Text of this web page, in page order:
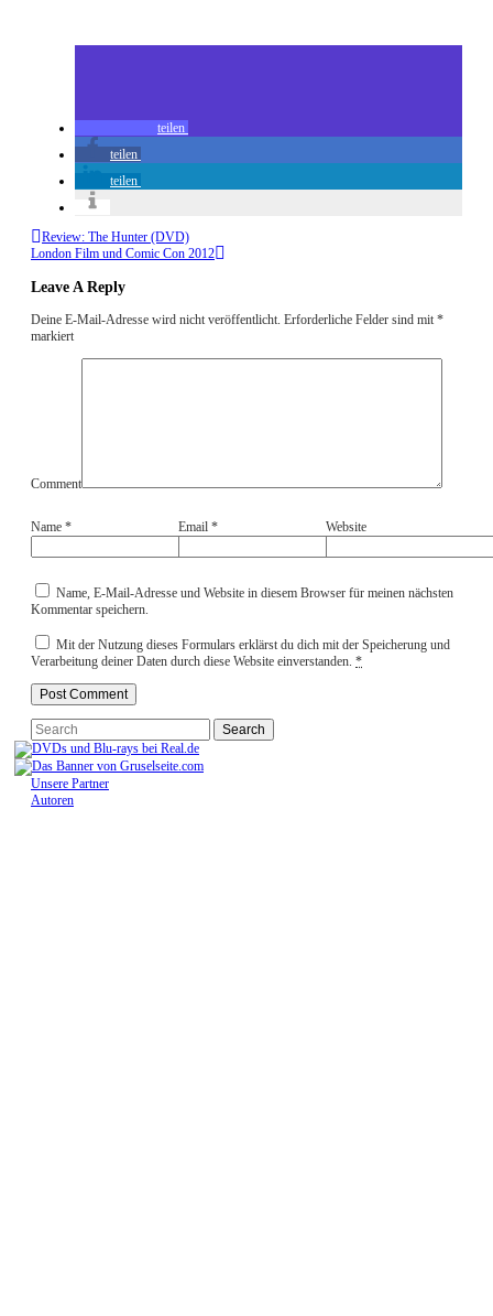
teilen
teilen
teilen
Review: The Hunter (DVD)
London Film und Comic Con 2012
Leave A Reply
Deine E-Mail-Adresse wird nicht veröffentlicht. Erforderliche Felder sind mit *
markiert
Comment
Name * Email* Website
Name, E-Mail-Adresse und Website in diesem Browser für meinen nächsten
Kommentar speichern.
Mit der Nutzung dieses Formulars erklärst du dich mit der Speicherung und
Verarbeitung deiner Daten durch diese Website einverstanden. *
Unsere Partner
Autoren